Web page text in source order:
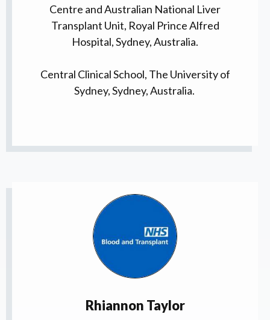
Centre and Australian National Liver
Transplant Unit, Royal Prince Alfred
Hospital, Sydney, Australia.
Central Clinical School, The University of
Sydney, Sydney, Australia.
Rhiannon Taylor